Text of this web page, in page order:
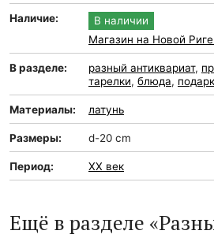
Наличие:
В наличии
Магазин на Новой
В разделе: разный антиквариат,
тарелки, блюда,
Материалы: латунь
Размеры: d-20 cm
Период: XX век
Ещё в разделе